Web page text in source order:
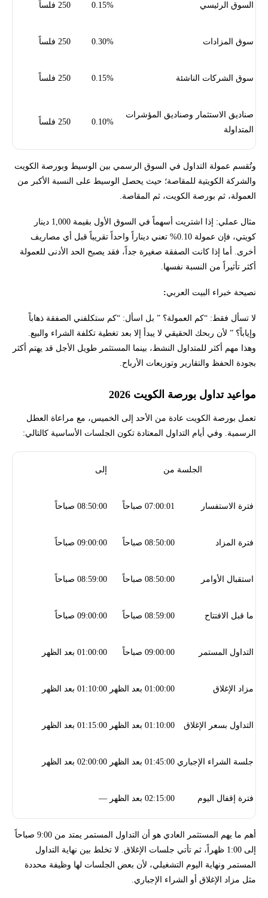
السوق الرئيسي 0.15% 250 فلساً
سوق المزادات 0.30% 250 فلساً
سوق الشركات الناشئة 0.15% 250 فلساً
صناديق الاستثمار وصناديق المؤشرات
المتداولة
0.10% 250 فلساً
وتُقسم عمولة التداول في السوق الرسمي بين الوسيط وبورصة الكويت
والشركة الكويتية للمقاصة؛ حيث يحصل الوسيط على النسبة الأكبر من
العمولة، ثم بورصة الكويت، ثم المقاصة.
مثال عملي: إذا اشتريت أسهماً في السوق الأول بقيمة 1,000 دينار
كويتي، فإن عمولة 0.10% تعني ديناراً واحداً تقريباً قبل أي مصاريف
أخرى. أما إذا كانت الصفقة صغيرة جداً، فقد يصبح الحد الأدنى للعمولة
أكثر تأثيراً من النسبة نفسها.
نصيحة خبراء البيت العربي:
لا تسأل فقط: “كم العمولة؟ ” بل اسأل: “كم ستكلفني الصفقة ذهاباً
وإياباً؟ ” لأن ربحك الحقيقي لا يبدأ إلا بعد تغطية تكلفة الشراء والبيع.
وهذا مهم أكثر للمتداول النشط، بينما المستثمر طويل الأجل قد يهتم أكثر
بجودة الحفظ والتقارير وتوزيعات الأرباح.
مواعيد تداول بورصة الكويت 2026
تعمل بورصة الكويت عادة من الأحد إلى الخميس، مع مراعاة العطل
الرسمية. وفي أيام التداول المعتادة تكون الجلسات الأساسية كالتالي:
الجلسة من إلى
فترة الاستفسار 07:00:01 صباحاً 08:50:00 صباحاً
فترة المزاد 08:50:00 صباحاً 09:00:00 صباحاً
استقبال الأوامر 08:50:00 صباحاً 08:59:00 صباحاً
ما قبل الافتتاح 08:59:00 صباحاً 09:00:00 صباحاً
التداول المستمر 09:00:00 صباحاً 01:00:00 بعد الظهر
مزاد الإغلاق 01:00:00 بعد الظهر 01:10:00 بعد الظهر
التداول بسعر الإغلاق 01:10:00 بعد الظهر 01:15:00 بعد الظهر
جلسة الشراء الإجباري 01:45:00 بعد الظهر 02:00:00 بعد الظهر
فترة إقفال اليوم 02:15:00 بعد الظهر —
أهم ما يهم المستثمر العادي هو أن التداول المستمر يمتد من 9:00 صباحاً
إلى 1:00 ظهراً، ثم تأتي جلسات الإغلاق. لا تخلط بين نهاية التداول
المستمر ونهاية اليوم التشغيلي، لأن بعض الجلسات لها وظيفة محددة
مثل مزاد الإغلاق أو الشراء الإجباري.